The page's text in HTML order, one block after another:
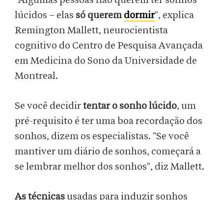
lúcidos – elas só queremdormir", explica
Remington Mallett, neurocientista
cognitivo do Centro de Pesquisa Avançada
em Medicina do Sono da Universidade de
Montreal.
Se você decidirtentar o sonho lúcido, um
pré-requisito é ter uma boa recordação dos
sonhos, dizem os especialistas. "Se você
mantiver um diário de sonhos, começará a
se lembrar melhor dos sonhos", diz Mallett.
As técnicasusadas para induzir sonhos